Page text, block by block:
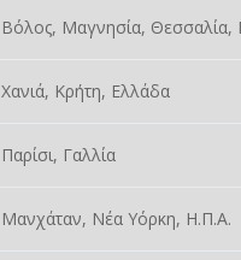
Βόλος, Μαγνησία, Θεσσαλία,
Χανιά, Κρήτη, Ελλάδα
Παρίσι, Γαλλία
Μανχάταν, Νέα Υόρκη, Η.Π.Α.